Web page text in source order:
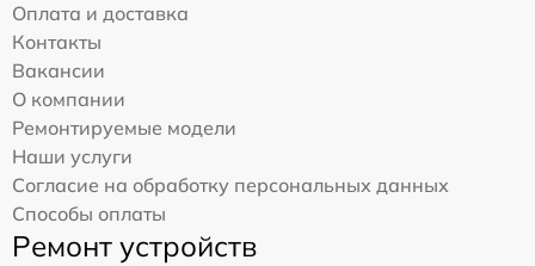
Оплата и доставка
Контакты
Вакансии
О компании
Ремонтируемые модели
Наши услуги
Согласие на обработку персональных данных
Способы оплаты
Ремонт устройств